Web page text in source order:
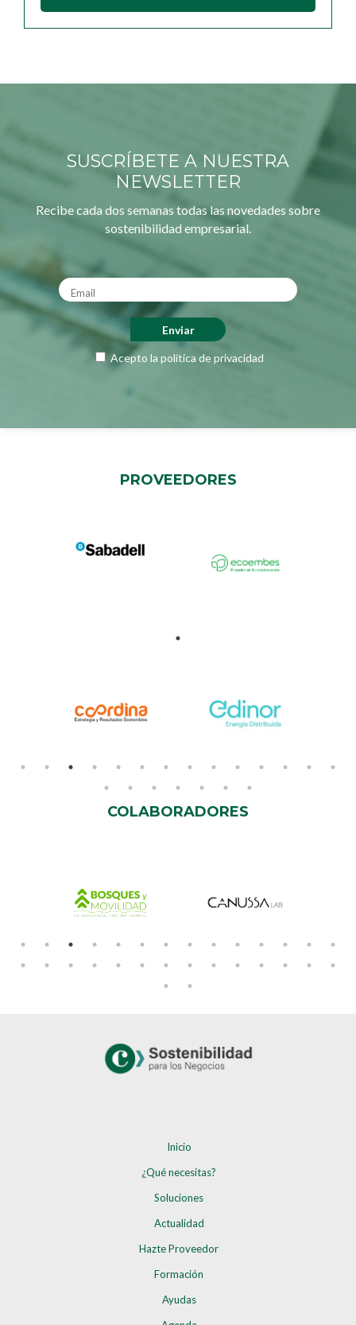
SUSCRÍBETE A NUESTRA
NEWSLETTER
Recibe cada dos semanas todas las novedades sobre
sostenibilidad empresarial.
Acepto la política de privacidad
PROVEEDORES
COLABORADORES
Inicio
¿Qué necesitas?
Soluciones
Actualidad
Hazte Proveedor
Formación
Ayudas